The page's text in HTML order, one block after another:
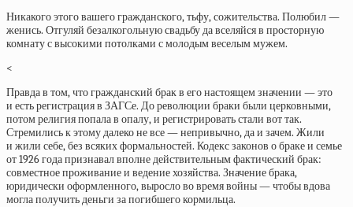
Никакого этого вашего гражданского, тьфу, сожительства. Полюбил —
женись. Отгуляй безалкогольную свадьбу да вселяйся в просторную
комнату с высокими потолками с молодым веселым мужем.
<
Правда в том, что гражданский брак в его настоящем значении — это
и есть регистрация в ЗАГСе. До революции браки были церковными,
потом религия попала в опалу, и регистрировать стали вот так.
Стремились к этому далеко не все — непривычно, да и зачем. Жили
и жили себе, без всяких формальностей. Кодекс законов о браке и семье
от 1926 года признавал вполне действительным фактический брак:
совместное проживание и ведение хозяйства. Значение брака,
юридически оформленного, выросло во время войны — чтобы вдова
могла получить деньги за погибшего кормильца.